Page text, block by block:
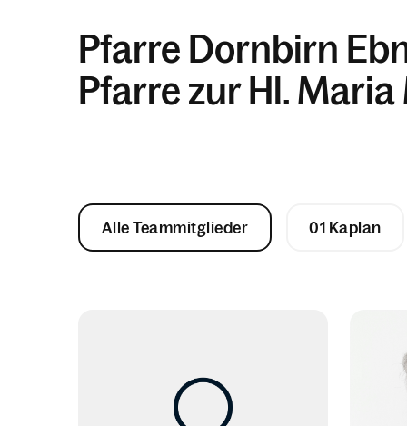
Pfarre Dornbirn
Pfarre zur Hl.
Alle Teammitglieder 01 Kaplan